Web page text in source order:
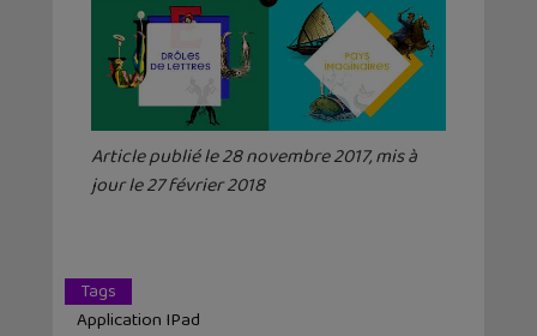
Article publié le 28 novembre 2017, mis à
jour le 27 février 2018
Tags
Application IPad